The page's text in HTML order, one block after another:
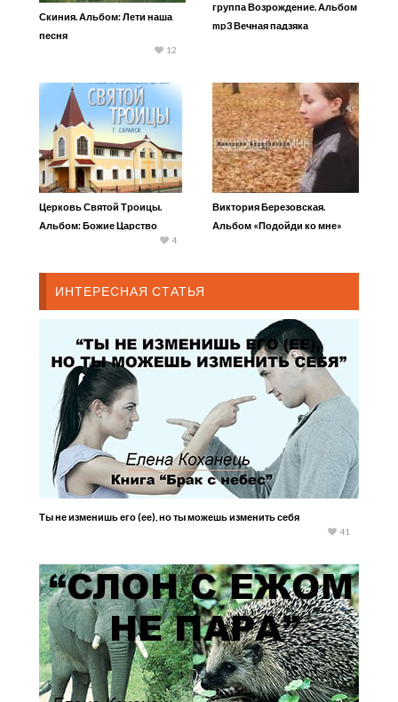
Скиния. Альбом: Лети наша
песня
12
группа Возрождение. Альбом
mp3 Вечная падзяка
Церковь Святой Троицы.
Альбом: Божие Царство
4
Виктория Березовская.
Альбом «Подойди ко мне»
ИНТЕРЕСНАЯ СТАТЬЯ
Ты не изменишь его (ее), но ты можешь изменить себя
41